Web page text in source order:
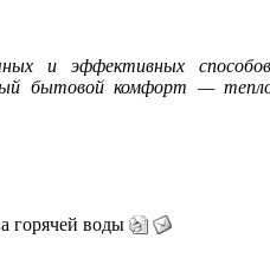
и эффективных
бытовой комфорт —
горячей воды